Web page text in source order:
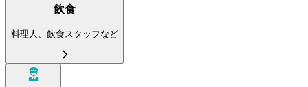
飲食
料理人、飲食スタッフなど